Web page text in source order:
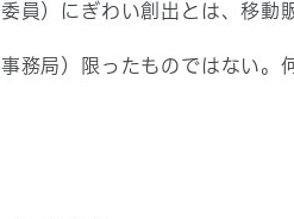
委員）にぎわい創出とは、移動
事務局）限ったものではない。